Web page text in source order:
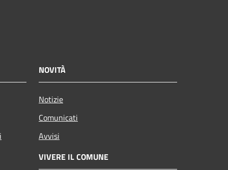
NOVITÀ
Notizie
Comunicati
Avvisi
VIVERE IL COMUNE